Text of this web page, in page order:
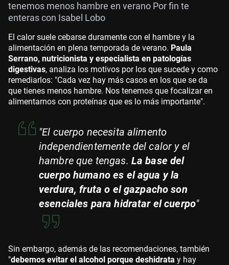
tenemos menos hambre en verano Por fin te
enteras con Isabel Lobo
El calor suele cebarse duramente con el hambre y la
alimentación en plena temporada de verano. Paula
Serrano, nutricionista y especialista en patologías
digestivas, analiza los motivos por los que sucede y como
remediarlos: "Cada vez hay más casos en los que se da
que tienes menos hambre. Nos tenemos que focalizar en
alimentarnos con proteínas que es lo más importante".
"El cuerpo necesita alimento
independientemente del calor y el
hambre que tengas. La base del
cuerpo humano es el agua y la
verdura, fruta o el gazpacho son
esenciales para hidratar el cuerpo"
Sin embargo, además de las recomendaciones, también
"debemos evitar el alcohol porque deshidrata y hay